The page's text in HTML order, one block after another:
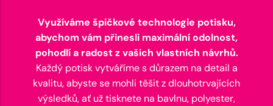
Využíváme špičkové technologie potisku,
abychom vám přinesli maximální odolnost,
pohodlí a radost z vašich vlastních návrhů.
Každý potisk vytváříme s důrazem na detail a
kvalitu, abyste se mohli těšit z dlouhotrvajících
výsledků, ať už tisknete na bavlnu, polyester,